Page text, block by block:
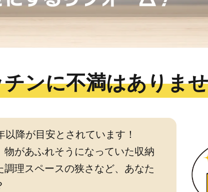
ンに不満はありま
降が目安とされています！
があふれそうになっていた収納
理スペースの狭さなど、あなた